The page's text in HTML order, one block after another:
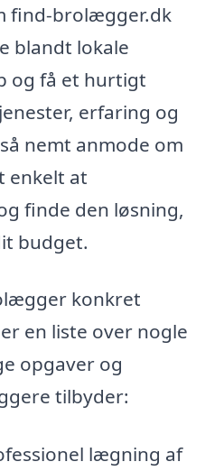
find-brolægger.dk
blandt lokale
og få et hurtigt
erfaring og
nemt anmode om
enkelt at
finde den løsning,
budget.
konkret
en liste over nogle
opgaver og
tilbyder:
lægning af